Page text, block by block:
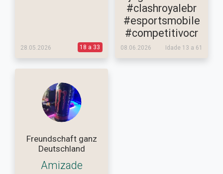
28.05.2026 18 a 33
#clashroyalebr
#esportsmobile
#competitivocr
08.06.2026 Idade 13 a 61
Freundschaft ganz
Deutschland
Amizade